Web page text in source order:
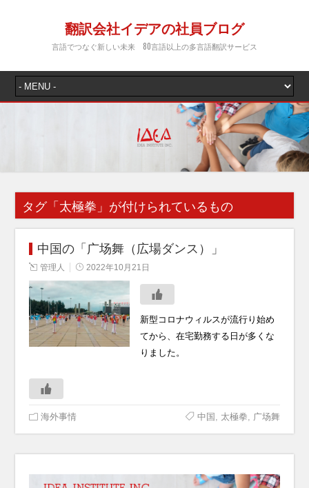
翻訳会社イデアの社員ブログ
言語でつなぐ新しい未来 80言語以上の多言語翻訳サービス
タグ「太極拳 」が付けられているもの
中国の「广场舞（広場ダンス）」
管理人 2022年10月21日
新型コロナウィルスが流行り始め
てから、在宅勤務する日が多くな
りました。
海外事情 中国 太極拳 广场舞